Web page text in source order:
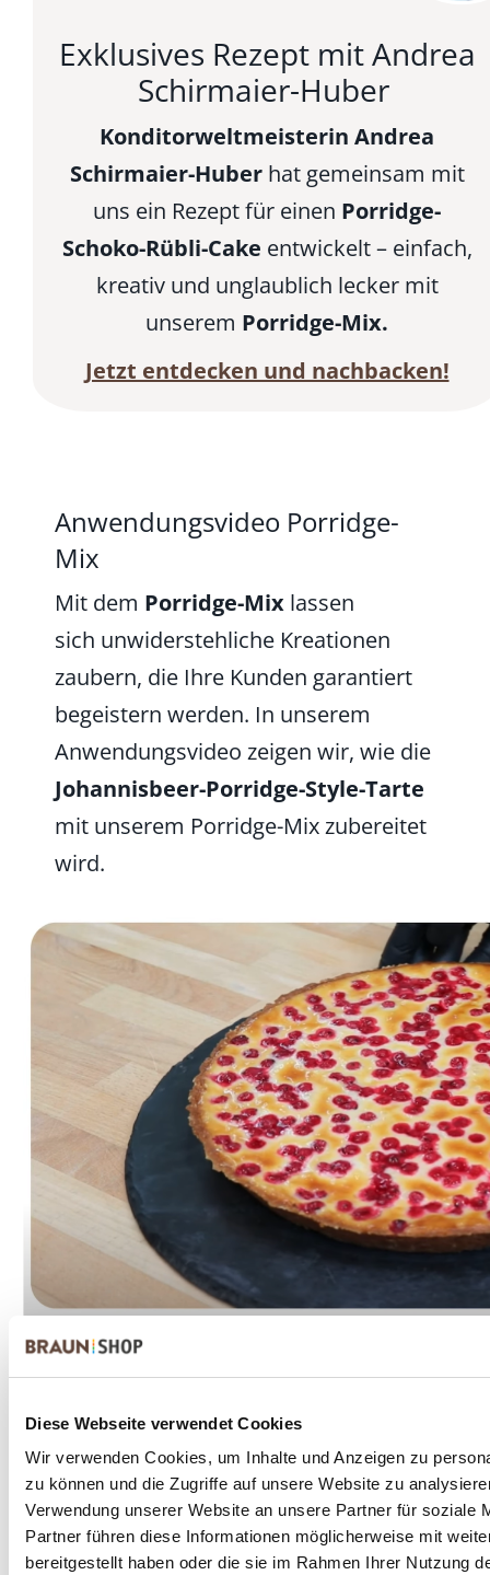
Diese Webseite verwendet Cookies
Wir verwenden Cookies, um Inhalte und Anzeigen zu
zu können und die Zugriffe auf unsere Website zu
Verwendung unserer Website an unsere Partner für soziale
Partner führen diese Informationen möglicherweise mit
bereitgestellt haben oder die sie im Rahmen Ihrer Nutzung
Exklusives Rezept mit Andrea
Schirmaier-Huber
Konditorweltmeisterin Andrea
Schirmaier-Huberhat gemeinsam mit
uns ein Rezept für einen Porridge-
Schoko-Rübli-Cake entwickelt – einfach,
kreativ und unglaublich lecker mit
unserem Porridge-Mix.
Jetzt entdecken und nachbacken!
Anwendungsvideo Porridge-
Mix
Mit dem Porridge-Mix lassen
sich unwiderstehliche Kreationen
zaubern, die Ihre Kunden garantiert
begeistern werden. In unserem
Anwendungsvideo zeigen wir, wie die
Johannisbeer-Porridge-Style-Tarte
mit unserem Porridge-Mix zubereitet
wird.
Hier geht's zu den Rezepten